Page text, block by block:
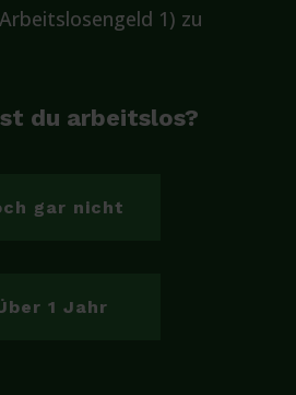
1) zu
du arbeitslos?
gar nicht
1 Jahr